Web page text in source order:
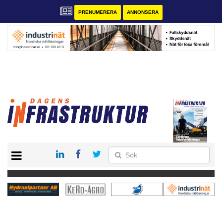
PRENUMERERA ANNONSERA
KONTAKT
VÅRA ANDRA MAGASIN